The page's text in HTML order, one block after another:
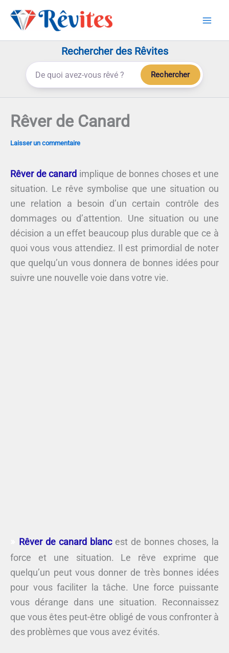
Rechercher des Rêvites
Rechercher
Rêver de Canard
Laisser un commentaire
Rêver de canard implique de bonnes choses et une
situation. Le rêve symbolise que une situation ou
une relation a besoin d’un certain contrôle des
dommages ou d’attention. Une situation ou une
décision a un effet beaucoup plus durable que ce à
quoi vous vous attendiez. Il est primordial de noter
que quelqu’un vous donnera de bonnes idées pour
suivre une nouvelle voie dans votre vie.
Rêver de canard blancest de bonnes choses, la
force et une situation. Le rêve exprime que
quelqu’un peut vous donner de très bonnes idées
pour vous faciliter la tâche. Une force puissante
vous dérange dans une situation. Reconnaissez
que vous êtes peut-être obligé de vous confronter à
des problèmes que vous avez évités.